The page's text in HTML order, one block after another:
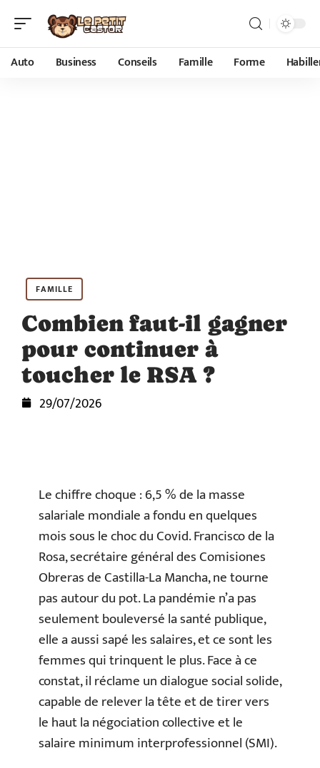
Auto Business Conseils Famille Forme
FAMILLE
Combien faut-il gagner
pour continuer à
toucher le RSA ?
29/07/2026
Le chiffre choque : 6,5 % de la masse
salariale mondiale a fondu en quelques
mois sous le choc du Covid. Francisco de la
Rosa, secrétaire général des Comisiones
Obreras de Castilla-La Mancha, ne tourne
pas autour du pot. La pandémie n’a pas
seulement bouleversé la santé publique,
elle a aussi sapé les salaires, et ce sont les
femmes qui trinquent le plus. Face à ce
constat, il réclame un dialogue social solide,
capable de relever la tête et de tirer vers
le haut la négociation collective et le
salaire minimum interprofessionnel (SMI).